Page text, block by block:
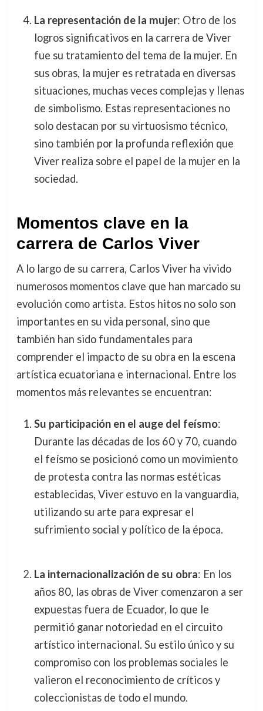
La representación de la mujer: Otro de los
logros significativos en la carrera de Viver
fue su tratamiento del tema de la mujer. En
sus obras, la mujer es retratada en diversas
situaciones, muchas veces complejas y llenas
de simbolismo. Estas representaciones no
solo destacan por su virtuosismo técnico,
sino también por la profunda reflexión que
Viver realiza sobre el papel de la mujer en la
sociedad.
Momentos clave en la
carrera de Carlos Viver
A lo largo de su carrera, Carlos Viver ha vivido
numerosos momentos clave que han marcado su
evolución como artista. Estos hitos no solo son
importantes en su vida personal, sino que
también han sido fundamentales para
comprender el impacto de su obra en la escena
artística ecuatoriana e internacional. Entre los
momentos más relevantes se encuentran:
Su participación en el auge del feísmo:
Durante las décadas de los 60 y 70, cuando
el feísmo se posicionó como un movimiento
de protesta contra las normas estéticas
establecidas, Viver estuvo en la vanguardia,
utilizando su arte para expresar el
sufrimiento social y político de la época.
La internacionalización de su obra: En los
años 80, las obras de Viver comenzaron a ser
expuestas fuera de Ecuador, lo que le
permitió ganar notoriedad en el circuito
artístico internacional. Su estilo único y su
compromiso con los problemas sociales le
valieron el reconocimiento de críticos y
coleccionistas de todo el mundo.